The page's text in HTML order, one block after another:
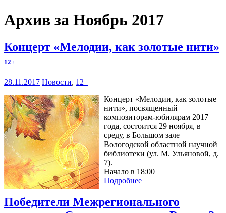
Архив за Ноябрь 2017
Концерт «Мелодии, как золотые нити»
12+
28.11.2017 Новости, 12+
Концерт «Мелодии, как золотые
нити», посвященный
композиторам-юбилярам 2017
года, состоится 29 ноября, в
среду, в Большом зале
Вологодской областной научной
библиотеки (ул. М. Ульяновой, д.
7).
Начало в 18:00
Подробнее
Победители Межрегионального